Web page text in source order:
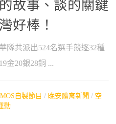
故事、談的關鍵
好棒！
隊共派出524名選手競逐32種
金20銀28銅 ...
自製節目 / 晚安體育新聞 / 空
動